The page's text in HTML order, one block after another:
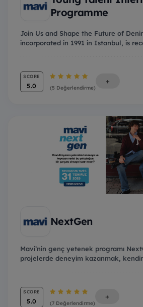
Programme
Join Us and Shape the Future of
incorporated in 1991 in Istanbul, is
SCORE
5.0 (5 Değerlendirme)
+
NextGen
Mavi’nin genç yetenek programı
projelerde deneyim kazanmak,
SCORE
5.0 (7 Değerlendirme)
+